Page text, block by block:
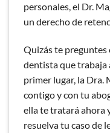
personales, el Dr.
un derecho de
Quizás te
dentista que trabaja
primer lugar, la Dra.
contigo y con tu
ella te tratará ahora
resuelva tu caso de